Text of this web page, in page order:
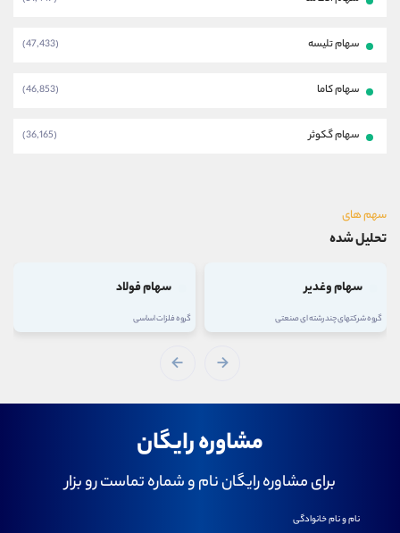
سهام تلیسه (47,433)
سهام کاما (46,853)
سهام گکوثر (36,165)
سهم های
تحلیل شده
سهام وغدیر
گروه شرکتهای چند رشته ای صنعتی
سهام فولاد
گروه فلزات اساسی
مشاوره رایگان
برای مشاوره رایگان نام و شماره تماست رو بزار
نام و نام خانوادگی